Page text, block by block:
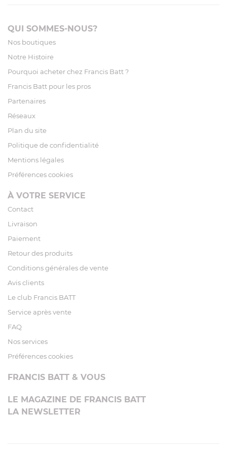
QUI SOMMES-NOUS?
Nos boutiques
Notre Histoire
Pourquoi acheter chez Francis Batt ?
Francis Batt pour les pros
Partenaires
Réseaux
Plan du site
Politique de confidentialité
Mentions légales
Préférences cookies
À VOTRE SERVICE
Contact
Livraison
Paiement
Retour des produits
Conditions générales de vente
Avis clients
Le club Francis BATT
Service après vente
FAQ
Nos services
Préférences cookies
FRANCIS BATT & VOUS
LE MAGAZINE DE FRANCIS BATT
LA NEWSLETTER